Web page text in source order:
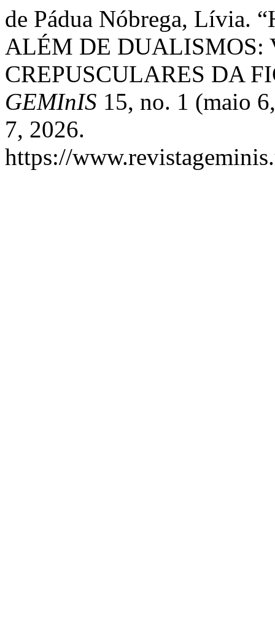
de Pádua Nóbrega, Lívia.
ALÉM DE DUALISMOS:
CREPUSCULARES DA
GEMInIS 15, no. 1 (maio
7, 2026.
https://